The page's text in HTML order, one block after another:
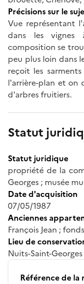
Précisions sur le
Vue représentant
dans les
composition se
peu plus loin dans
reçoit les
l'arrière-plan et on
d'arbres fruitiers.
Statut
Statut juridique
propriété de la
Georges ; musée
Date d'acquisition
07/05/1987
Anciennes
François Jean ;
Lieu de
Nuits-Saint-
Référence de la